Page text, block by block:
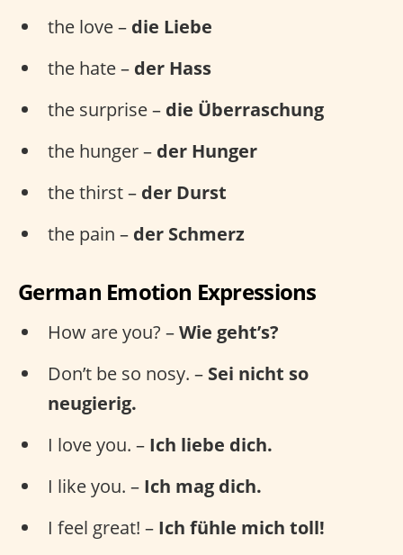
the love – die Liebe
the hate – der Hass
the surprise – die Überraschung
the hunger – der Hunger
the thirst – der Durst
the pain – der Schmerz
German Emotion Expressions
How are you? –Wie geht’s?
Don’t be so nosy. – Sei nicht so
neugierig.
I love you. – Ich liebe dich.
I like you. – Ich mag dich.
I feel great! – Ich fühle mich toll!